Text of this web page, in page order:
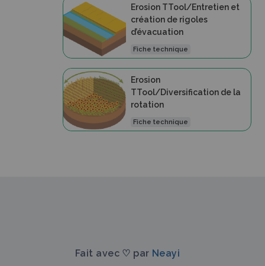
Erosion TTool/Entretien et
création de rigoles
d’évacuation
Fiche technique
Erosion
TTool/Diversification de la
rotation
Fiche technique
Fait avec ♡ par Neayi